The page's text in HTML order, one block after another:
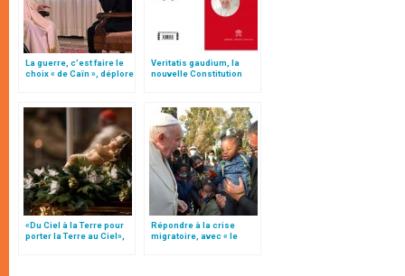
La guerre, c’est faire le
choix « de Caïn », déplore
Veritatis gaudium, la
nouvelle Constitution
«Du Ciel à la Terre pour
porter la Terre au Ciel»,
Répondre à la crise
migratoire, avec « le